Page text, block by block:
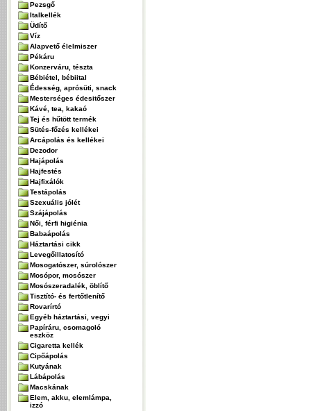
Pezsgő
Italkellék
Üdítő
Víz
Alapvető élelmiszer
Pékáru
Konzerváru, tészta
Bébiétel, bébiital
Édesség, aprósüti, snack
Mesterséges édesitőszer
Kávé, tea, kakaó
Tej és hűtött termék
Sütés-főzés kellékei
Arcápolás és kellékei
Dezodor
Hajápolás
Hajfestés
Hajfixálók
Testápolás
Szexuális jólét
Szájápolás
Női, férfi higiénia
Babaápolás
Háztartási cikk
Levegőillatosító
Mosogatószer, súrolószer
Mosópor, mosószer
Mosószeradalék, öblítő
Tisztító- és fertőtlenítő
Rovarírtó
Egyéb háztartási, vegyi
Papíráru, csomagoló
eszköz
Cigaretta kellék
Cipőápolás
Kutyának
Lábápolás
Macskának
Elem, akku, elemlámpa,
izzó